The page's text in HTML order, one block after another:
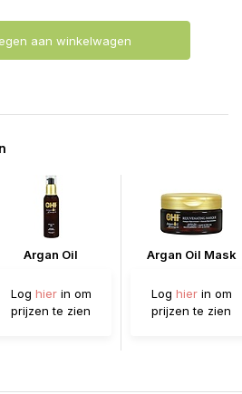
aan winkelwagen
Argan Oil
Log hierin om
prijzen te zien
Argan Oil Mask
Log hierin om
prijzen te zien